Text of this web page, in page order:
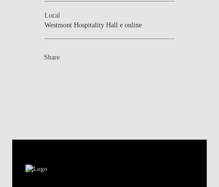
Local
Westmont Hospitality Hall e online
Share